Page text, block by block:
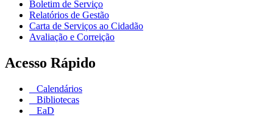
Boletim de Serviço
Relatórios de Gestão
Carta de Serviços ao Cidadão
Avaliação e Correição
Acesso Rápido
Calendários
Bibliotecas
EaD